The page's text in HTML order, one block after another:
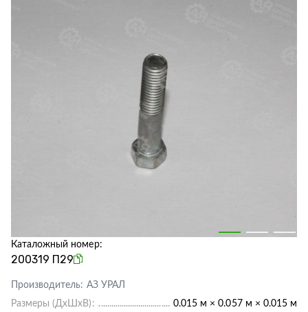
Каталожный номер:
200319 П29
Производитель: АЗ УРАЛ
Размеры (ДхШхВ):
0.015 м × 0.057 м × 0.015 м